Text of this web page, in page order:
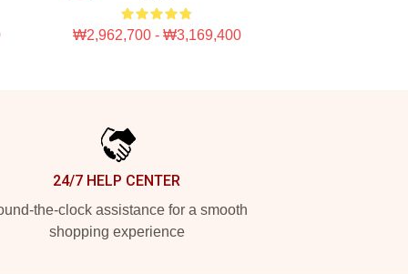
₩2,962,700 - ₩3,169,400
24/7 HELP CENTER
the-clock assistance for a smooth
shopping experience